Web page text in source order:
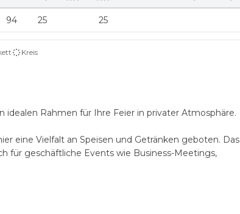
94 25 25
Kreis
idealen Rahmen für Ihre Feier in privater Atmosphäre.
eine Vielfalt an Speisen und Getränken geboten. Das
für geschäftliche Events wie Business-Meetings,